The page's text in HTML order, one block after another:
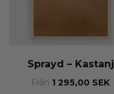
Sprayd – Kastanj
Från 1 295,00 SEK